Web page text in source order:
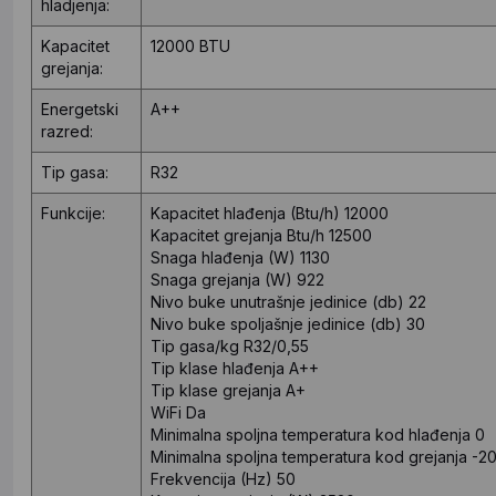
hladjenja:
Kapacitet
grejanja:
12000 BTU
Energetski
razred:
A++
Tip gasa: R32
Funkcije: Kapacitet hlađenja (Btu/h) 12000
Kapacitet grejanja Btu/h 12500
Snaga hlađenja (W) 1130
Snaga grejanja (W) 922
Nivo buke unutrašnje jedinice (db) 22
Nivo buke spoljašnje jedinice (db) 30
Tip gasa/kg R32/0,55
Tip klase hlađenja A++
Tip klase grejanja A+
WiFi Da
Minimalna spoljna temperatura kod hlađenja 0
Minimalna spoljna temperatura kod grejanja -20
Frekvencija (Hz) 50